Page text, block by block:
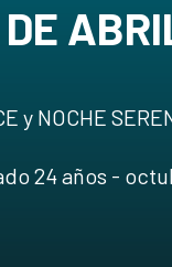
y NOCHE
24 años -